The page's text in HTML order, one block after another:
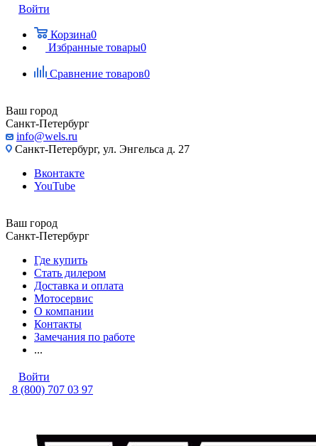
Войти
Корзина0
Избранные товары0
Сравнение товаров0
Ваш город
Санкт-Петербург
info@wels.ru
Санкт-Петербург, ул. Энгельса д. 27
Вконтакте
YouTube
Ваш город
Санкт-Петербург
Где купить
Стать дилером
Доставка и оплата
Мотосервис
О компании
Контакты
Замечания по работе
...
Войти
8 (800) 707 03 97